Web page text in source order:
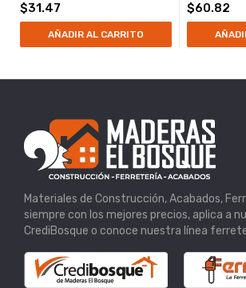
$31.47
AÑADIR AL CARRITO
$60.82
Materiales de Construcción, Acabados,
siempre con los mejores precios, aplica a
CrediBosque o conoce nuestra línea